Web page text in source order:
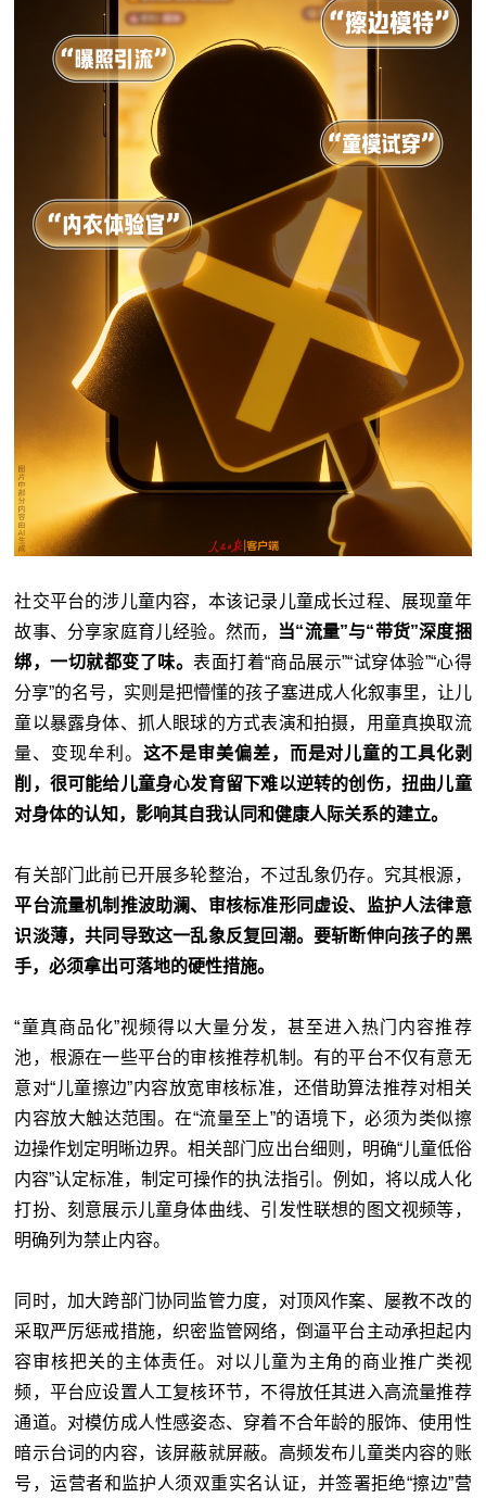
社交平台的涉儿童内容，本该记录儿童成长过程、展现童年
故事、分享家庭育儿经验。然而，
当“流量”与“带货”深度捆
绑，一切就都变了味。表面打着“商品展示”“试穿体验”“心得
分享”的名号，实则是把懵懂的孩子塞进成人化叙事里，让儿
童以暴露身体、抓人眼球的方式表演和拍摄，用童真换取流
量、变现牟利。 这不是审美偏差，而是对儿童的工具化剥
削，很可能给儿童身心发育留下难以逆转的创伤，扭曲儿童
对身体的认知，影响其自我认同和健康人际关系的建立。
有关部门此前已开展多轮整治，不过乱象仍存。究其根源，
平台流量机制推波助澜、审核标准形同虚设、监护人法律意
识淡薄，共同导致这一乱象反复回潮。要斩断伸向孩子的黑
手，必须拿出可落地的硬性措施。
“童真商品化”视频得以大量分发，甚至进入热门内容推荐
池，根源在一些平台的审核推荐机制。有的平台不仅有意无
意对“儿童擦边”内容放宽审核标准，还借助算法推荐对相关
内容放大触达范围。在“流量至上”的语境下，必须为类似擦
边操作划定明晰边界。相关部门应出台细则，明确“儿童低俗
内容”认定标准，制定可操作的执法指引。例如，将以成人化
打扮、刻意展示儿童身体曲线、引发性联想的图文视频等，
明确列为禁止内容。
同时，加大跨部门协同监管力度，对顶风作案、屡教不改的
采取严厉惩戒措施，织密监管网络，倒逼平台主动承担起内
容审核把关的主体责任。对以儿童为主角的商业推广类视
频，平台应设置人工复核环节，不得放任其进入高流量推荐
通道。对模仿成人性感姿态、穿着不合年龄的服饰、使用性
暗示台词的内容，该屏蔽就屏蔽。高频发布儿童类内容的账
号，运营者和监护人须双重实名认证，并签署拒绝“擦边”营